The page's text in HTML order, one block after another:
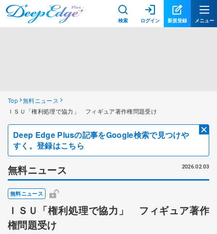
検索 ログイン 新規登録 メニュー
Top 無料ニュース
ＩＳＵ「権利処理で協力」 フィギュア著作権問題受け
Deep Edge Plusの記事をGoogle検索で見つけや
すく。登録はこちら
無料ニュース 2026.02.03
無料ニュース
ＩＳＵ「権利処理で協力」 フィギュア著作
権問題受け